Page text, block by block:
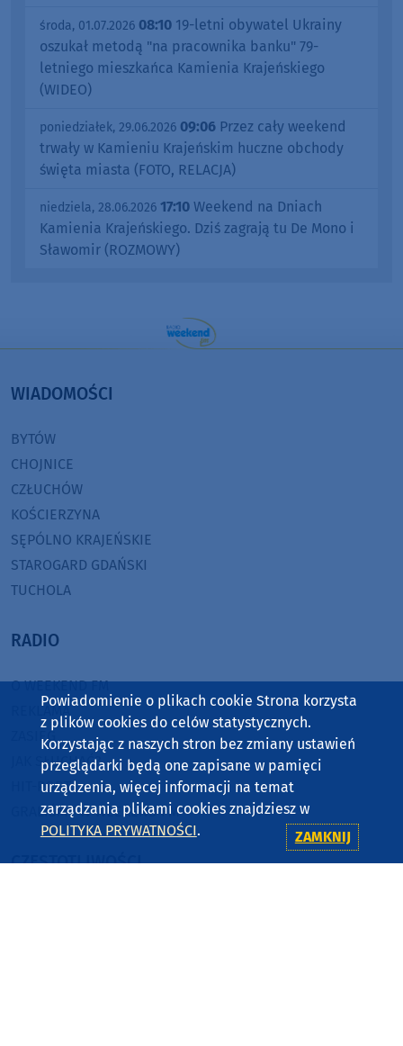
środa, 01.07.2026 08:10 19-letni obywatel Ukrainy
oszukał metodą "na pracownika banku" 79-
letniego mieszkańca Kamienia Krajeńskiego
(WIDEO)
poniedziałek, 29.06.2026 09:06 Przez cały weekend
trwały w Kamieniu Krajeńskim huczne obchody
święta miasta (FOTO, RELACJA)
niedziela, 28.06.2026 17:10 Weekend na Dniach
Kamienia Krajeńskiego. Dziś zagrają tu De Mono i
Sławomir (ROZMOWY)
WIADOMOŚCI
BYTÓW
CHOJNICE
CZŁUCHÓW
KOŚCIERZYNA
SĘPÓLNO KRAJEŃSKIE
STAROGARD GDAŃSKI
TUCHOLA
RADIO
O WEEKEND FM
REKLAMA
ZASIĘG
JAK SŁUCHAĆ?
HIT-PORT
GRALIŚMY W WEEKEND FM
CZĘSTOTLIWOŚCI
Powiadomienie o plikach cookie Strona korzysta
z plików cookies do celów statystycznych.
Korzystając z naszych stron bez zmiany ustawień
przeglądarki będą one zapisane w pamięci
urządzenia, więcej informacji na temat
zarządzania plikami cookies znajdziesz w
POLITYKA PRYWATNOŚCI. ZAMKNIJ